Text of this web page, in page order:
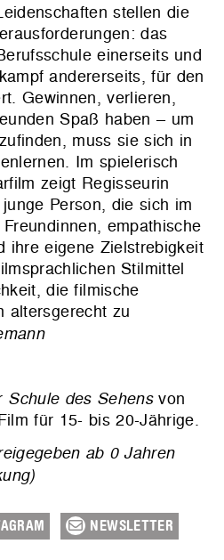
stellen die
das
einerseits und
andererseits, für den
Gewinnen, verlieren,
Spaß haben – um
muss sie sich in
Im spielerisch
zeigt Regisseurin
Person, die sich im
empathische
ihre eigene Zielstrebigkeit
Stilmittel
die filmische
altersgerecht zu
Schule des Sehensvon
für 15- bis 20-Jährige.
ab 0 Jahren
NEWSLETTER